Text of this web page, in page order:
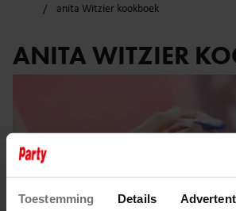
Toestemming Details
anita Witzier kookboek
ANITA WITZIER